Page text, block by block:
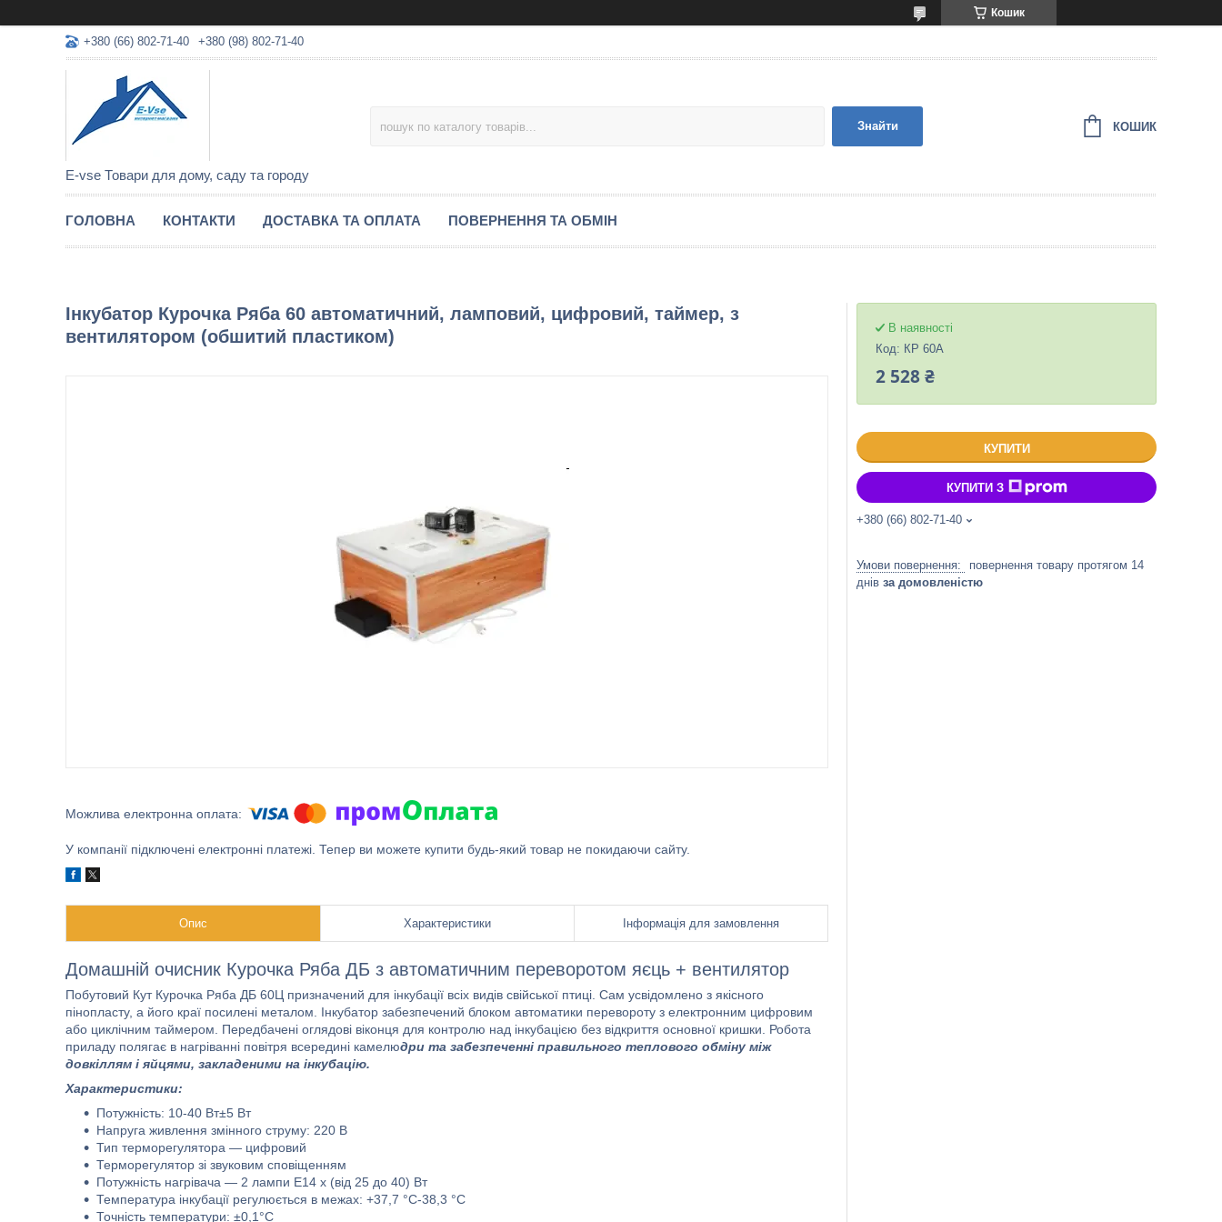
Кошик
+380 (66) 802-71-40 +380 (98) 802-71-40
E-vse Товари для дому, саду та городу
Знайти КОШИК
ГОЛОВНА КОНТАКТИ ДОСТАВКА ТА ОПЛАТА ПОВЕРНЕННЯ ТА ОБМІН
Інкубатор Курочка Ряба 60 автоматичний, ламповий, цифровий, таймер, з
вентилятором (обшитий пластиком)
У компанії підключені електронні платежі. Тепер ви можете купити будь-який товар не покидаючи сайту.
Опис Характеристики Інформація для замовлення
Домашній очисник Курочка Ряба ДБ з автоматичним переворотом яєць + вентилятор
Побутовий Кут Курочка Ряба ДБ 60Ц призначений для інкубації всіх видів свійської птиці. Сам усвідомлено з якісного
пінопласту, а його краї посилені металом. Інкубатор забезпечений блоком автоматики перевороту з електронним цифровим
або циклічним таймером. Передбачені оглядові віконця для контролю над інкубацією без відкриття основної кришки. Робота
приладу полягає в нагріванні повітря всередині камелюдри та забезпеченні правильного теплового обміну між
довкіллям і яйцями, закладеними на інкубацію.
Характеристики:
Потужність: 10-40 Вт±5 Вт
Напруга живлення змінного струму: 220 В
Тип терморегулятора — цифровий
Терморегулятор зі звуковим сповіщенням
Потужність нагрівача — 2 лампи E14 х (від 25 до 40) Вт
Температура інкубації регулюється в межах: +37,7 °C-38,3 °C
Точність температури: ±0,1°С
В наявності
Код: КР 60А
2 528 ₴
КУПИТИ
КУПИТИ З
+380 (66) 802-71-40
повернення товару протягом 14
днів за домовленістю